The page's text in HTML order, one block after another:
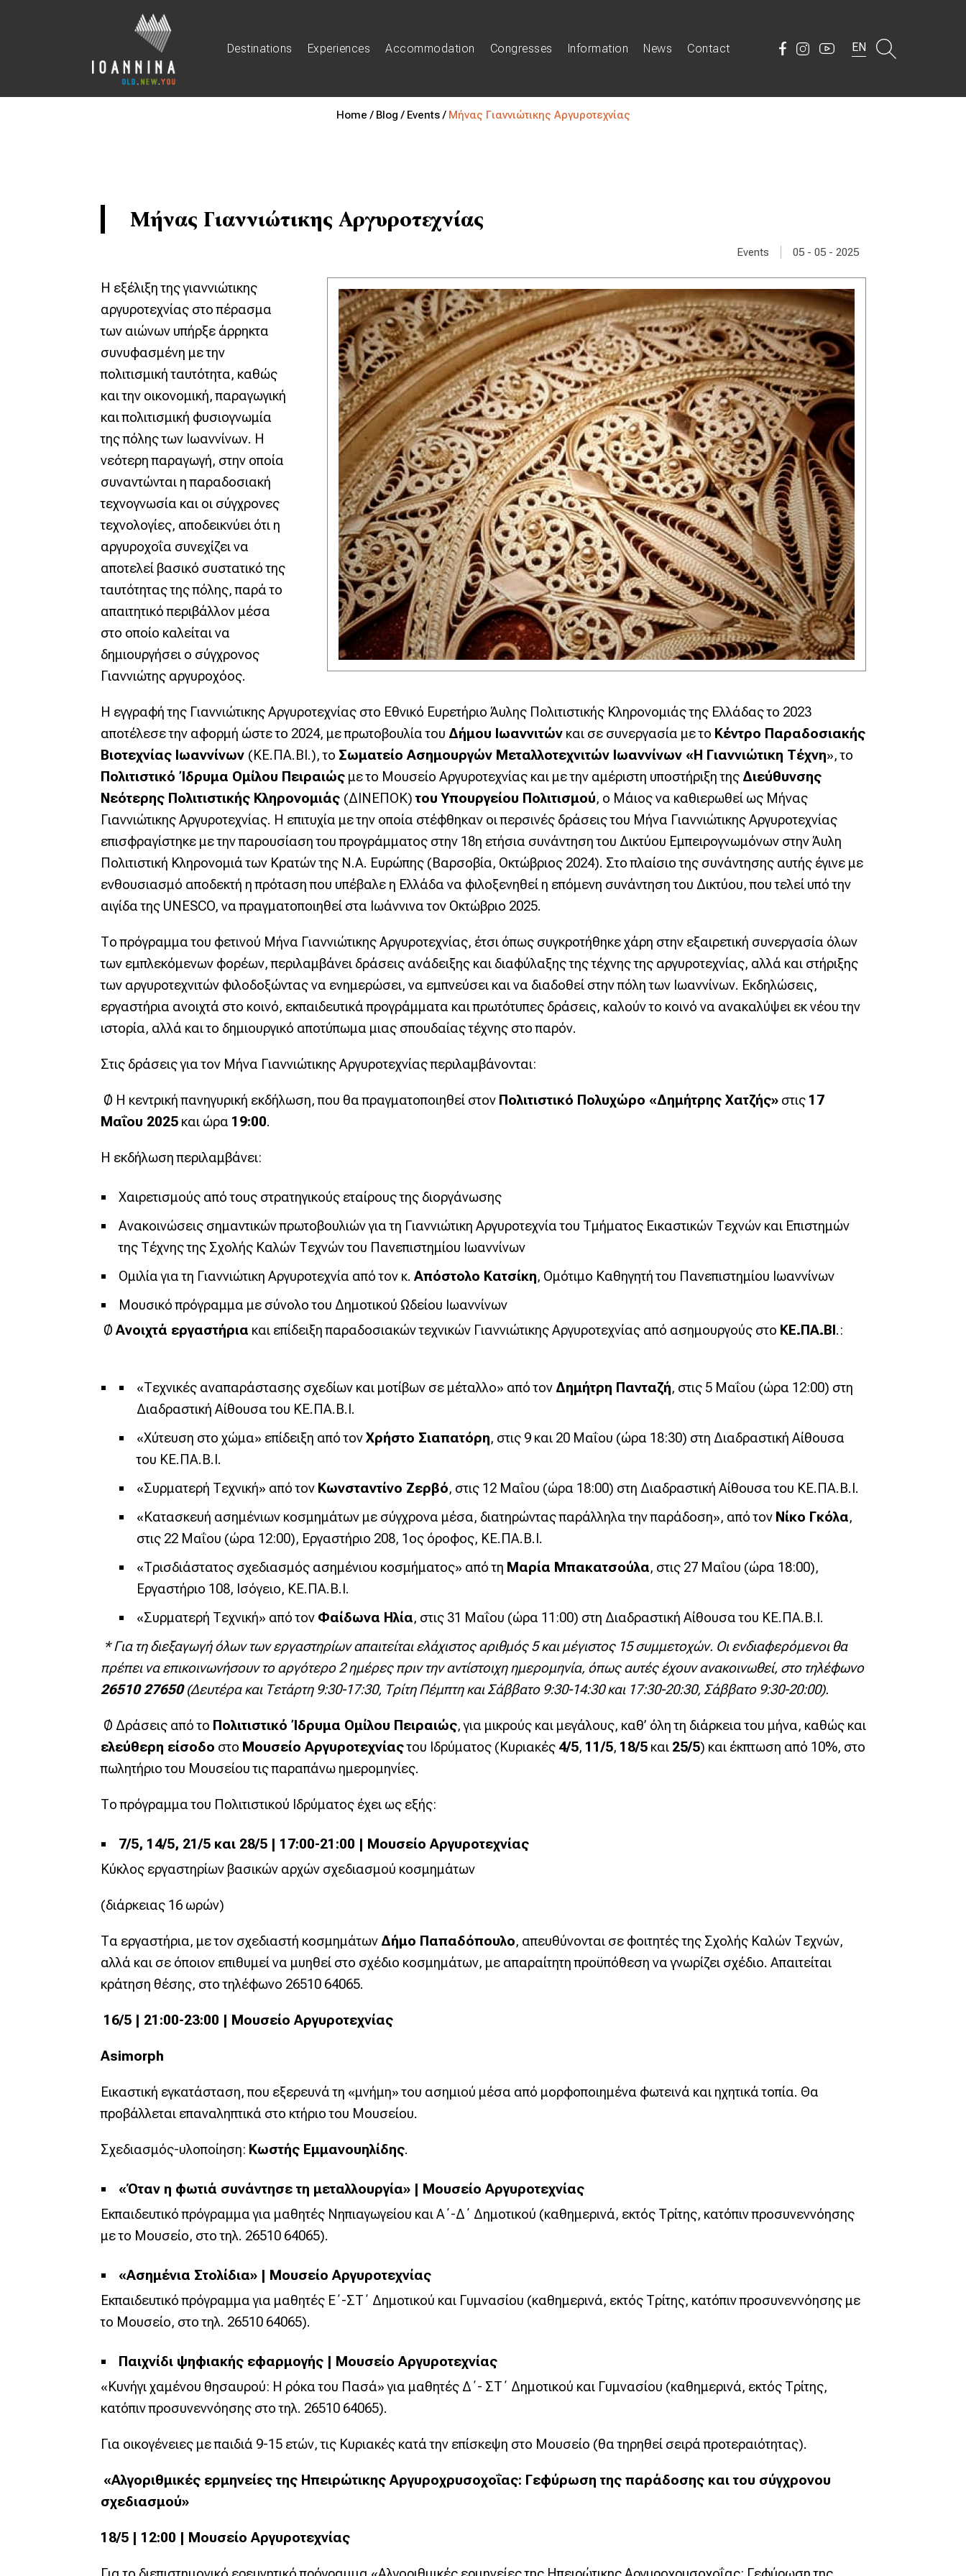
Destinations Experiences Accommodation Congresses Information News Contact EN
Home / Blog / Events / Μήνας Γιαννιώτικης Αργυροτεχνίας
Μήνας Γιαννιώτικης Αργυροτεχνίας
Events | 05 - 05 - 2025
Η εξέλιξη της γιαννιώτικης
αργυροτεχνίας στο πέρασμα
των αιώνων υπήρξε άρρηκτα
συνυφασμένη με την
πολιτισμική ταυτότητα, καθώς
και την οικονομική, παραγωγική
και πολιτισμική φυσιογνωμία
της πόλης των Ιωαννίνων. Η
νεότερη παραγωγή, στην οποία
συναντώνται η παραδοσιακή
τεχνογνωσία και οι σύγχρονες
τεχνολογίες, αποδεικνύει ότι η
αργυροχοΐα συνεχίζει να
αποτελεί βασικό συστατικό της
ταυτότητας της πόλης, παρά το
απαιτητικό περιβάλλον μέσα
στο οποίο καλείται να
δημιουργήσει ο σύγχρονος
Γιαννιώτης αργυροχόος.
Η εγγραφή της Γιαννιώτικης Αργυροτεχνίας στο Εθνικό Ευρετήριο Άυλης Πολιτιστικής Κληρονομιάς της Ελλάδας το 2023
αποτέλεσε την αφορμή ώστε το 2024, με πρωτοβουλία του Δήμου Ιωαννιτώνκαι σε συνεργασία με το Κέντρο Παραδοσιακής
Βιοτεχνίας Ιωαννίνων (ΚΕ.ΠΑ.ΒΙ.), το Σωματείο Ασημουργών Μεταλλοτεχνιτών Ιωαννίνων «Η Γιαννιώτικη Τέχνη», το
Πολιτιστικό Ίδρυμα Ομίλου Πειραιώςμε το Μουσείο Αργυροτεχνίας και με την αμέριστη υποστήριξη της Διεύθυνσης
Νεότερης Πολιτιστικής Κληρονομιάς (ΔΙΝΕΠΟΚ) του Υπουργείου Πολιτισμού, ο Μάιος να καθιερωθεί ως Μήνας
Γιαννιώτικης Αργυροτεχνίας. Η επιτυχία με την οποία στέφθηκαν οι περσινές δράσεις του Μήνα Γιαννιώτικης Αργυροτεχνίας
επισφραγίστηκε με την παρουσίαση του προγράμματος στην 18η ετήσια συνάντηση του Δικτύου Εμπειρογνωμόνων στην Άυλη
Πολιτιστική Κληρονομιά των Κρατών της Ν.Α. Ευρώπης (Βαρσοβία, Οκτώβριος 2024). Στο πλαίσιο της συνάντησης αυτής έγινε με
ενθουσιασμό αποδεκτή η πρόταση που υπέβαλε η Ελλάδα να φιλοξενηθεί η επόμενη συνάντηση του Δικτύου, που τελεί υπό την
αιγίδα της UNESCO, να πραγματοποιηθεί στα Ιωάννινα τον Οκτώβριο 2025.
Το πρόγραμμα του φετινού Μήνα Γιαννιώτικης Αργυροτεχνίας, έτσι όπως συγκροτήθηκε χάρη στην εξαιρετική συνεργασία όλων
των εμπλεκόμενων φορέων, περιλαμβάνει δράσεις ανάδειξης και διαφύλαξης της τέχνης της αργυροτεχνίας, αλλά και στήριξης
των αργυροτεχνιτών φιλοδοξώντας να ενημερώσει, να εμπνεύσει και να διαδοθεί στην πόλη των Ιωαννίνων. Εκδηλώσεις,
εργαστήρια ανοιχτά στο κοινό, εκπαιδευτικά προγράμματα και πρωτότυπες δράσεις, καλούν το κοινό να ανακαλύψει εκ νέου την
ιστορία, αλλά και το δημιουργικό αποτύπωμα μιας σπουδαίας τέχνης στο παρόν.
Στις δράσεις για τον Μήνα Γιαννιώτικης Αργυροτεχνίας περιλαμβάνονται:
Ø Η κεντρική πανηγυρική εκδήλωση, που θα πραγματοποιηθεί στον Πολιτιστικό Πολυχώρο «Δημήτρης Χατζής»στις 17
Μαΐου 2025και ώρα 19:00.
Η εκδήλωση περιλαμβάνει:
Χαιρετισμούς από τους στρατηγικούς εταίρους της διοργάνωσης
Ανακοινώσεις σημαντικών πρωτοβουλιών για τη Γιαννιώτικη Αργυροτεχνία του Τμήματος Εικαστικών Τεχνών και Επιστημών
της Τέχνης της Σχολής Καλών Τεχνών του Πανεπιστημίου Ιωαννίνων
Ομιλία για τη Γιαννιώτικη Αργυροτεχνία από τον κ. Απόστολο Κατσίκη, Ομότιμο Καθηγητή του Πανεπιστημίου Ιωαννίνων
Μουσικό πρόγραμμα με σύνολο του Δημοτικού Ωδείου Ιωαννίνων
Ø Ανοιχτά εργαστήρια και επίδειξη παραδοσιακών τεχνικών Γιαννιώτικης Αργυροτεχνίας από ασημουργούς στο ΚΕ.ΠΑ.ΒΙ.:
«Τεχνικές αναπαράστασης σχεδίων και μοτίβων σε μέταλλο» από τον Δημήτρη Πανταζή, στις 5 Μαΐου (ώρα 12:00) στη
Διαδραστική Αίθουσα του ΚΕ.ΠΑ.Β.Ι.
«Χύτευση στο χώμα» επίδειξη από τονΧρήστο Σιαπατόρη, στις 9 και 20 Μαΐου (ώρα 18:30) στη Διαδραστική Αίθουσα
του ΚΕ.ΠΑ.Β.Ι.
«Συρματερή Τεχνική» από τον Κωνσταντίνο Ζερβό, στις 12 Μαΐου (ώρα 18:00) στη Διαδραστική Αίθουσα του ΚΕ.ΠΑ.Β.Ι.
«Κατασκευή ασημένιων κοσμημάτων με σύγχρονα μέσα, διατηρώντας παράλληλα την παράδοση», από τον Νίκο Γκόλα,
στις 22 Μαΐου (ώρα 12:00), Εργαστήριο 208, 1ος όροφος, ΚΕ.ΠΑ.Β.Ι.
«Τρισδιάστατος σχεδιασμός ασημένιου κοσμήματος» από τη Μαρία Μπακατσούλα, στις 27 Μαΐου (ώρα 18:00),
Εργαστήριο 108, Ισόγειο, ΚΕ.ΠΑ.Β.Ι.
«Συρματερή Τεχνική» από τον Φαίδωνα Ηλία, στις 31 Μαΐου (ώρα 11:00) στη Διαδραστική Αίθουσα του ΚΕ.ΠΑ.Β.Ι.
* Για τη διεξαγωγή όλων των εργαστηρίων απαιτείται ελάχιστος αριθμός 5 και μέγιστος 15 συμμετοχών. Οι ενδιαφερόμενοι θα
πρέπει να επικοινωνήσουν το αργότερο 2 ημέρες πριν την αντίστοιχη ημερομηνία, όπως αυτές έχουν ανακοινωθεί, στο τηλέφωνο
26510 27650(Δευτέρα και Τετάρτη 9:30-17:30, Τρίτη Πέμπτη και Σάββατο 9:30-14:30 και 17:30-20:30, Σάββατο 9:30-20:00).
Ø Δράσεις από το Πολιτιστικό Ίδρυμα Ομίλου Πειραιώς, για μικρούς και μεγάλους, καθ’ όλη τη διάρκεια του μήνα, καθώς και
ελεύθερη είσοδο στο Μουσείο Αργυροτεχνίαςτου Ιδρύματος (Κυριακές 4/5, 11/5, 18/5και 25/5) και έκπτωση από 10%, στο
πωλητήριο του Μουσείου τις παραπάνω ημερομηνίες.
Το πρόγραμμα του Πολιτιστικού Ιδρύματος έχει ως εξής:
7/5, 14/5, 21/5 και 28/5 | 17:00-21:00 | Μουσείο Αργυροτεχνίας
Κύκλος εργαστηρίων βασικών αρχών σχεδιασμού κοσμημάτων
(διάρκειας 16 ωρών)
Τα εργαστήρια, με τον σχεδιαστή κοσμημάτων Δήμο Παπαδόπουλο, απευθύνονται σε φοιτητές της Σχολής Καλών Τεχνών,
αλλά και σε όποιον επιθυμεί να μυηθεί στο σχέδιο κοσμημάτων, με απαραίτητη προϋπόθεση να γνωρίζει σχέδιο. Απαιτείται
κράτηση θέσης, στο τηλέφωνο 26510 64065.
16/5 | 21:00-23:00 | Μουσείο Αργυροτεχνίας
Asimorph
Εικαστική εγκατάσταση, που εξερευνά τη «μνήμη» του ασημιού μέσα από μορφοποιημένα φωτεινά και ηχητικά τοπία. Θα
προβάλλεται επαναληπτικά στο κτήριο του Μουσείου.
Σχεδιασμός-υλοποίηση: Κωστής Εμμανουηλίδης.
«Όταν η φωτιά συνάντησε τη μεταλλουργία» | Μουσείο Αργυροτεχνίας
Εκπαιδευτικό πρόγραμμα για μαθητές Νηπιαγωγείου και Α΄-Δ΄ Δημοτικού (καθημερινά, εκτός Τρίτης, κατόπιν προσυνεννόησης
με το Μουσείο, στο τηλ. 26510 64065).
«Ασημένια Στολίδια» | Μουσείο Αργυροτεχνίας
Εκπαιδευτικό πρόγραμμα για μαθητές Ε΄-ΣΤ΄ Δημοτικού και Γυμνασίου (καθημερινά, εκτός Τρίτης, κατόπιν προσυνεννόησης με
το Μουσείο, στο τηλ. 26510 64065).
Παιχνίδι ψηφιακής εφαρμογής | Μουσείο Αργυροτεχνίας
«Κυνήγι χαμένου θησαυρού: Η ρόκα του Πασά» για μαθητές Δ΄- ΣΤ΄ Δημοτικού και Γυμνασίου (καθημερινά, εκτός Τρίτης,
κατόπιν προσυνεννόησης στο τηλ. 26510 64065).
Για οικογένειες με παιδιά 9-15 ετών, τις Κυριακές κατά την επίσκεψη στο Μουσείο (θα τηρηθεί σειρά προτεραιότητας).
«Αλγοριθμικές ερμηνείες της Ηπειρώτικης Αργυροχρυσοχοΐας: Γεφύρωση της παράδοσης και του σύγχρονου
σχεδιασμού»
18/5 | 12:00 | Μουσείο Αργυροτεχνίας